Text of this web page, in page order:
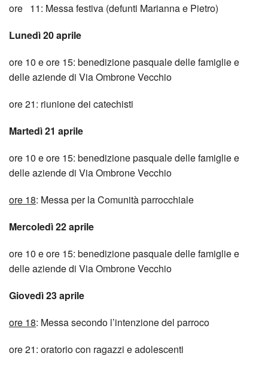
ore 11: Messa festiva (defunti Marianna e Pietro)
Lunedì 20 aprile
ore 10 e ore 15: benedizione pasquale delle famiglie e
delle aziende di Via Ombrone Vecchio
ore 21: riunione dei catechisti
Martedì 21 aprile
ore 10 e ore 15: benedizione pasquale delle famiglie e
delle aziende di Via Ombrone Vecchio
ore 18: Messa per la Comunità parrocchiale
Mercoledì 22 aprile
ore 10 e ore 15: benedizione pasquale delle famiglie e
delle aziende di Via Ombrone Vecchio
Giovedì 23 aprile
ore 18: Messa secondo l’intenzione del parroco
ore 21: oratorio con ragazzi e adolescenti